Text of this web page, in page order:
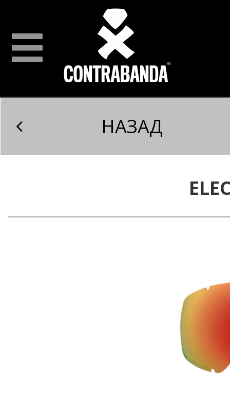
НАЗАД